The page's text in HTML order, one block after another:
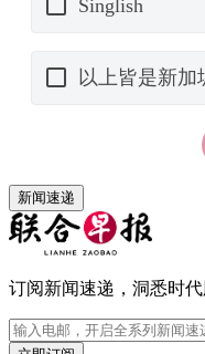
新闻速递
订阅新闻速递，洞悉时代